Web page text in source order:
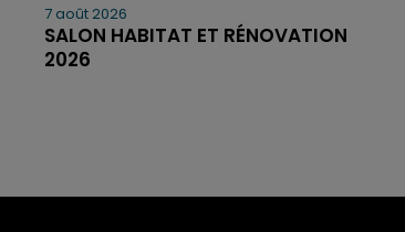
7 août 2026
SALON HABITAT ET RÉNOVATION
2026